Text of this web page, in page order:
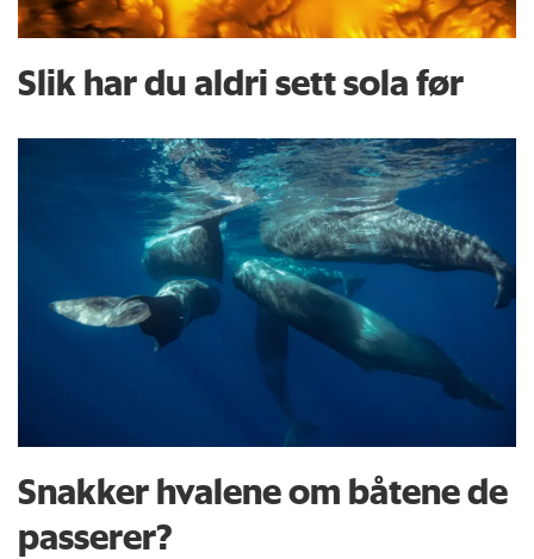
Slik har du aldri sett sola før
Snakker hvalene om båtene de
passerer?